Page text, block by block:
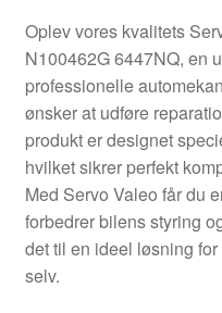
Klageprocedure
Kontakte
Kurv
Levering
Oplev vores kvalitets
N100462G 6447NQ, en
professionelle
ønsker at udføre
produkt er designet
hvilket sikrer perfekt
Med Servo Valeo får du
forbedrer bilens styring
det til en ideel løsning
selv.